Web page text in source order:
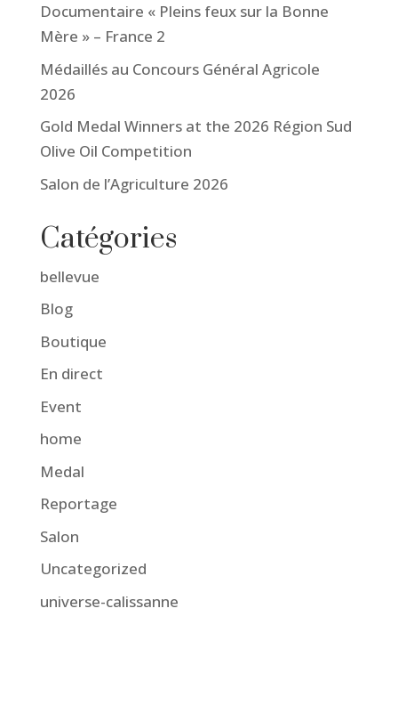
Documentaire « Pleins feux sur la Bonne
Mère » – France 2
Médaillés au Concours Général Agricole
2026
Gold Medal Winners at the 2026 Région Sud
Olive Oil Competition
Salon de l’Agriculture 2026
Catégories
bellevue
Blog
Boutique
En direct
Event
home
Medal
Reportage
Salon
Uncategorized
universe-calissanne